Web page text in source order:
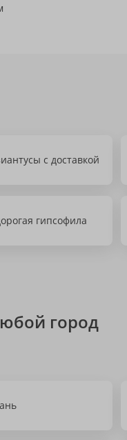
с доставкой
гипсофила
город